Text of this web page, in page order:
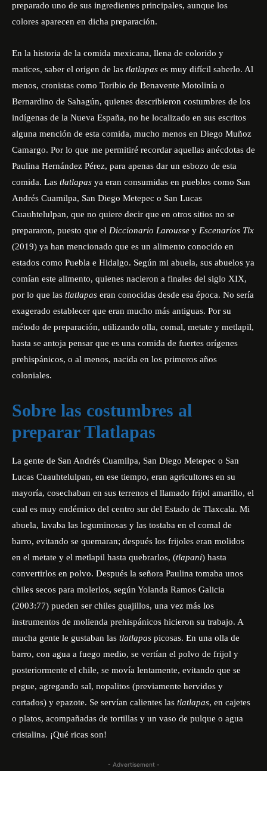
preparado uno de sus ingredientes principales, aunque los
colores aparecen en dicha preparación.
En la historia de la comida mexicana, llena de colorido y
matices, saber el origen de las tlatlapas es muy difícil saberlo. Al
menos, cronistas como Toribio de Benavente Motolinía o
Bernardino de Sahagún, quienes describieron costumbres de los
indígenas de la Nueva España, no he localizado en sus escritos
alguna mención de esta comida, mucho menos en Diego Muñoz
Camargo. Por lo que me permitiré recordar aquellas anécdotas de
Paulina Hernández Pérez, para apenas dar un esbozo de esta
comida. Las tlatlapas ya eran consumidas en pueblos como San
Andrés Cuamilpa, San Diego Metepec o San Lucas
Cuauhtelulpan, que no quiere decir que en otros sitios no se
prepararon, puesto que el Diccionario Larousse y Escenarios Tlx
(2019) ya han mencionado que es un alimento conocido en
estados como Puebla e Hidalgo. Según mi abuela, sus abuelos ya
comían este alimento, quienes nacieron a finales del siglo XIX,
por lo que las tlatlapas eran conocidas desde esa época. No sería
exagerado establecer que eran mucho más antiguas. Por su
método de preparación, utilizando olla, comal, metate y metlapil,
hasta se antoja pensar que es una comida de fuertes orígenes
prehispánicos, o al menos, nacida en los primeros años
coloniales.
Sobre las costumbres al
preparar Tlatlapas
La gente de San Andrés Cuamilpa, San Diego Metepec o San
Lucas Cuauhtelulpan, en ese tiempo, eran agricultores en su
mayoría, cosechaban en sus terrenos el llamado frijol amarillo, el
cual es muy endémico del centro sur del Estado de Tlaxcala. Mi
abuela, lavaba las leguminosas y las tostaba en el comal de
barro, evitando se quemaran; después los frijoles eran molidos
en el metate y el metlapil hasta quebrarlos, (tlapani) hasta
convertirlos en polvo. Después la señora Paulina tomaba unos
chiles secos para molerlos, según Yolanda Ramos Galicia
(2003:77) pueden ser chiles guajillos, una vez más los
instrumentos de molienda prehispánicos hicieron su trabajo. A
mucha gente le gustaban las tlatlapas picosas. En una olla de
barro, con agua a fuego medio, se vertían el polvo de frijol y
posteriormente el chile, se movía lentamente, evitando que se
pegue, agregando sal, nopalitos (previamente hervidos y
cortados) y epazote. Se servían calientes las tlatlapas, en cajetes
o platos, acompañadas de tortillas y un vaso de pulque o agua
cristalina. ¡Qué ricas son!
- Advertisement -